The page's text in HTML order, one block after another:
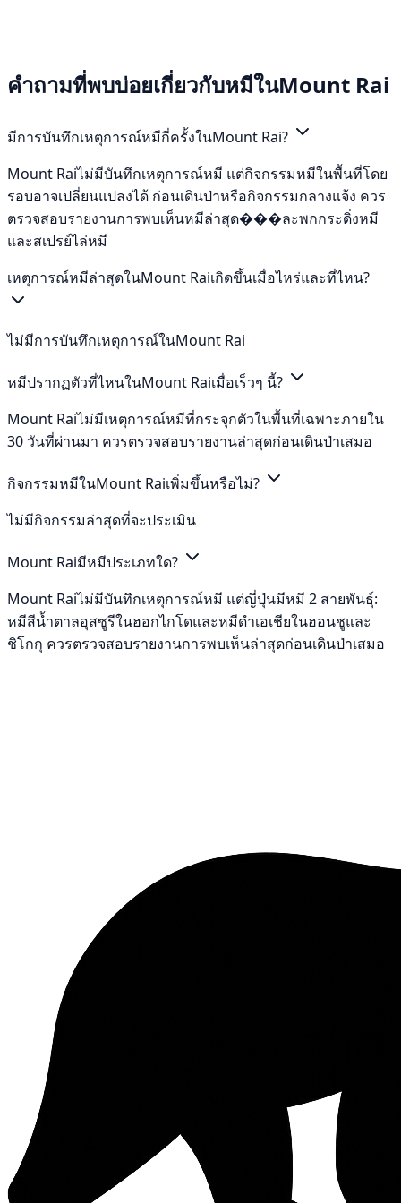
คำถามที่พบบ่อยเกี่ยวกับหมีในMount Rai
มีการบันทึกเหตุการณ์หมีกี่ครั้งในMount Rai?
Mount Raiไม่มีบันทึกเหตุการณ์หมี แต่กิจกรรมหมีในพื้นที่โดย
รอบอาจเปลี่ยนแปลงได้ ก่อนเดินป่าหรือกิจกรรมกลางแจ้ง ควร
ตรวจสอบรายงานการพบเห็นหมีล่าสุด���ละพกกระดิ่งหมี
และสเปรย์ไล่หมี
เหตุการณ์หมีล่าสุดในMount Raiเกิดขึ้นเมื่อไหร่และที่ไหน?
ไม่มีการบันทึกเหตุการณ์ในMount Rai
หมีปรากฏตัวที่ไหนในMount Raiเมื่อเร็วๆ นี้?
Mount Raiไม่มีเหตุการณ์หมีที่กระจุกตัวในพื้นที่เฉพาะภายใน
30 วันที่ผ่านมา ควรตรวจสอบรายงานล่าสุดก่อนเดินป่าเสมอ
กิจกรรมหมีในMount Raiเพิ่มขึ้นหรือไม่?
ไม่มีกิจกรรมล่าสุดที่จะประเมิน
Mount Raiมีหมีประเภทใด?
Mount Raiไม่มีบันทึกเหตุการณ์หมี แต่ญี่ปุ่นมีหมี 2 สายพันธุ์:
หมีสีน้ำตาลอุสซูรีในฮอกไกโดและหมีดำเอเชียในฮอนชูและ
ชิโกกุ ควรตรวจสอบรายงานการพบเห็นล่าสุดก่อนเดินป่าเสมอ